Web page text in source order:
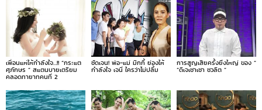
เพื่อนแห่ให้กำลังใจ…!! “กระแต
ศุภักษร ” สแตนบายเตรียม
คลอดทายาทคนที่ 2
ชัดเจน! พ่อ-แม่ มิกกี้ ย่องให้
กำลังใจ เจนี่ ใครว่าไม่ปลื้ม
การสูญเสียครั้งยิ่งใหญ่ ของ ”
“ดีเจเชาเชา ชวลิต ”